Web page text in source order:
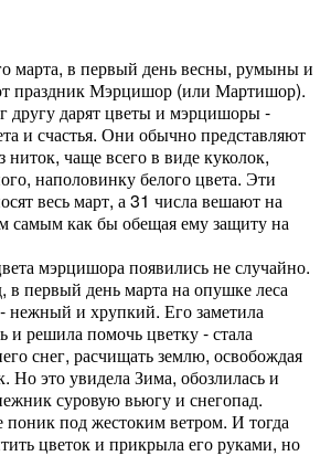
марта, в первый день весны, румыны и
праздник Мэрцишор (или Мартишор).
другу дарят цветы и мэрцишоры -
и счастья. Они обычно представляют
чаще всего в виде куколок,
наполовинку белого цвета. Эти
весь март, а 31 числа вешают на
самым как бы обещая ему защиту на
мэрцишора появились не случайно.
в первый день марта на опушке леса
нежный и хрупкий. Его заметила
и решила помочь цветку - стала
снег, расчищать землю, освобождая
Но это увидела Зима, обозлилась и
суровую вьюгу и снегопад.
под жестоким ветром. И тогда
цветок и прикрыла его руками, но